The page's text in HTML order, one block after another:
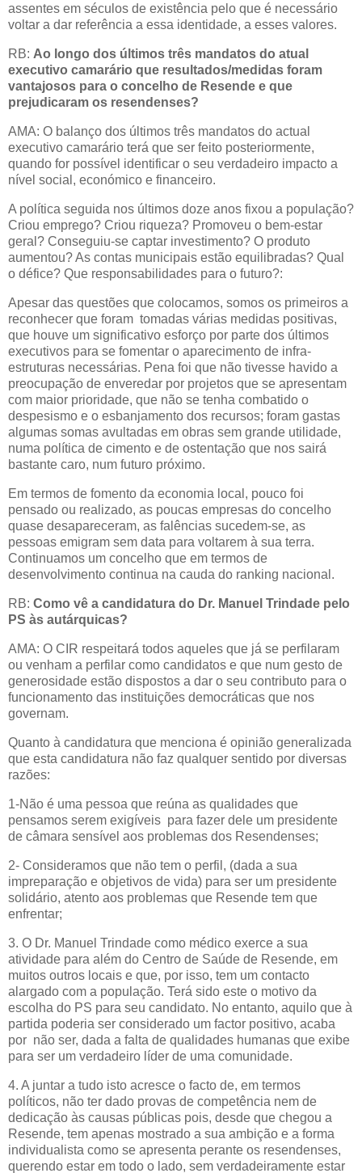
assentes em séculos de existência pelo que é necessário
voltar a dar referência a essa identidade, a esses valores.
RB: Ao longo dos últimos três mandatos do atual
executivo camarário que resultados/medidas foram
vantajosos para o concelho de Resende e que
prejudicaram os resendenses?
AMA: O balanço dos últimos três mandatos do actual
executivo camarário terá que ser feito posteriormente,
quando for possível identificar o seu verdadeiro impacto a
nível social, económico e financeiro.
A política seguida nos últimos doze anos fixou a população?
Criou emprego? Criou riqueza? Promoveu o bem-estar
geral? Conseguiu-se captar investimento? O produto
aumentou? As contas municipais estão equilibradas? Qual
o défice? Que responsabilidades para o futuro?:
Apesar das questões que colocamos, somos os primeiros a
reconhecer que foram tomadas várias medidas positivas,
que houve um significativo esforço por parte dos últimos
executivos para se fomentar o aparecimento de infra-
estruturas necessárias. Pena foi que não tivesse havido a
preocupação de enveredar por projetos que se apresentam
com maior prioridade, que não se tenha combatido o
despesismo e o esbanjamento dos recursos; foram gastas
algumas somas avultadas em obras sem grande utilidade,
numa política de cimento e de ostentação que nos sairá
bastante caro, num futuro próximo.
Em termos de fomento da economia local, pouco foi
pensado ou realizado, as poucas empresas do concelho
quase desapareceram, as falências sucedem-se, as
pessoas emigram sem data para voltarem à sua terra.
Continuamos um concelho que em termos de
desenvolvimento continua na cauda do ranking nacional.
RB: Como vê a candidatura do Dr. Manuel Trindade pelo
PS às autárquicas?
AMA: O CIR respeitará todos aqueles que já se perfilaram
ou venham a perfilar como candidatos e que num gesto de
generosidade estão dispostos a dar o seu contributo para o
funcionamento das instituições democráticas que nos
governam.
Quanto à candidatura que menciona é opinião generalizada
que esta candidatura não faz qualquer sentido por diversas
razões:
1-Não é uma pessoa que reúna as qualidades que
pensamos serem exigíveis para fazer dele um presidente
de câmara sensível aos problemas dos Resendenses;
2- Consideramos que não tem o perfil, (dada a sua
impreparação e objetivos de vida) para ser um presidente
solidário, atento aos problemas que Resende tem que
enfrentar;
3. O Dr. Manuel Trindade como médico exerce a sua
atividade para além do Centro de Saúde de Resende, em
muitos outros locais e que, por isso, tem um contacto
alargado com a população. Terá sido este o motivo da
escolha do PS para seu candidato. No entanto, aquilo que à
partida poderia ser considerado um factor positivo, acaba
por não ser, dada a falta de qualidades humanas que exibe
para ser um verdadeiro líder de uma comunidade.
4. A juntar a tudo isto acresce o facto de, em termos
políticos, não ter dado provas de competência nem de
dedicação às causas públicas pois, desde que chegou a
Resende, tem apenas mostrado a sua ambição e a forma
individualista como se apresenta perante os resendenses,
querendo estar em todo o lado, sem verdadeiramente estar